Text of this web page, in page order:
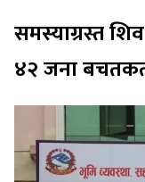
समस्याग्रस्त
४२ जना